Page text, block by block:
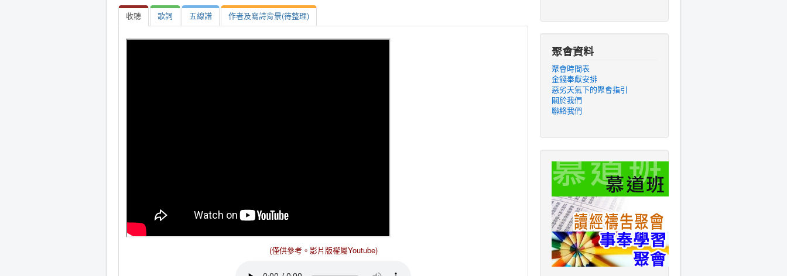
收聽 歌詞 五線譜 作者及寫詩背景(待整理)
(僅供參考。影片版權屬Youtube)
聚會資料
聚會時間表
金錢奉獻安排
惡劣天氣下的聚會指引
關於我們
聯絡我們